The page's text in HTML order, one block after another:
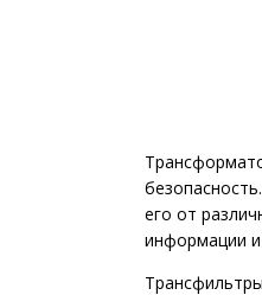
его от
информации